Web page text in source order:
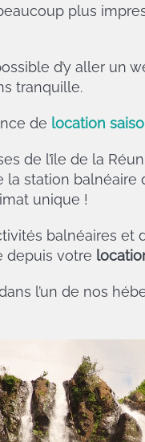
plus
d’y aller un
tranquille.
de location
de l’île de la
la station
unique !
balnéaires et
depuis votre
l’un de nos